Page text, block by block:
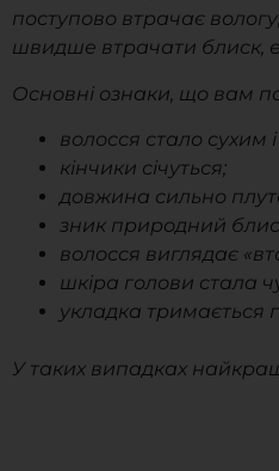
поступово втрачає
швидше втрачати блиск,
Основні ознаки, що вам
волосся стало сухим
кінчики січуться;
довжина сильно
зник природний
волосся виглядає
шкіра голови стала
укладка тримається
У таких випадках